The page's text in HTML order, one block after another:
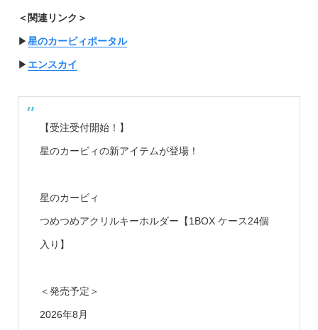
＜関連リンク＞
▶︎星のカービィポータル
▶︎ エンスカイ
【受注受付開始！】
星のカービィの新アイテムが登場！
星のカービィ
つめつめアクリルキーホルダー【1BOX ケース24個
入り】
＜発売予定＞
2026年8月